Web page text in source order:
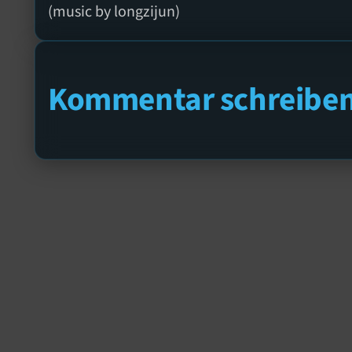
(music by longzijun)
Kommentar